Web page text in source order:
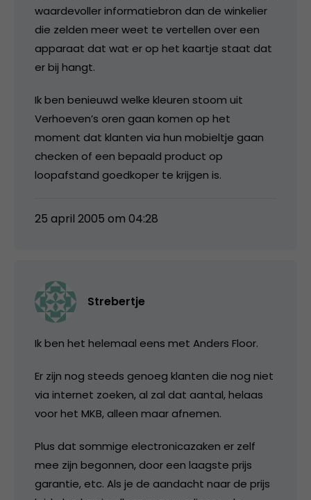
waardevoller informatiebron dan de winkelier
die zelden meer weet te vertellen over een
apparaat dat wat er op het kaartje staat dat
er bij hangt.
Ik ben benieuwd welke kleuren stoom uit
Verhoeven’s oren gaan komen op het
moment dat klanten via hun mobieltje gaan
checken of een bepaald product op
loopafstand goedkoper te krijgen is.
25 april 2005 om 04:28
Strebertje
Ik ben het helemaal eens met Anders Floor.
Er zijn nog steeds genoeg klanten die nog niet
via internet zoeken, al zal dat aantal, helaas
voor het MKB, alleen maar afnemen.
Plus dat sommige electronicazaken er zelf
mee zijn begonnen, door een laagste prijs
garantie, etc. Als je de aandacht naar de prijs